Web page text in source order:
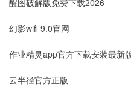
存所需精彩影视片段
4、简洁的录制界面傻瓜式的
特色：
醒图破解版免费下载2026
幻影wifi 9.0官网
作业精灵app官方下载安装最新
云半径官方正版